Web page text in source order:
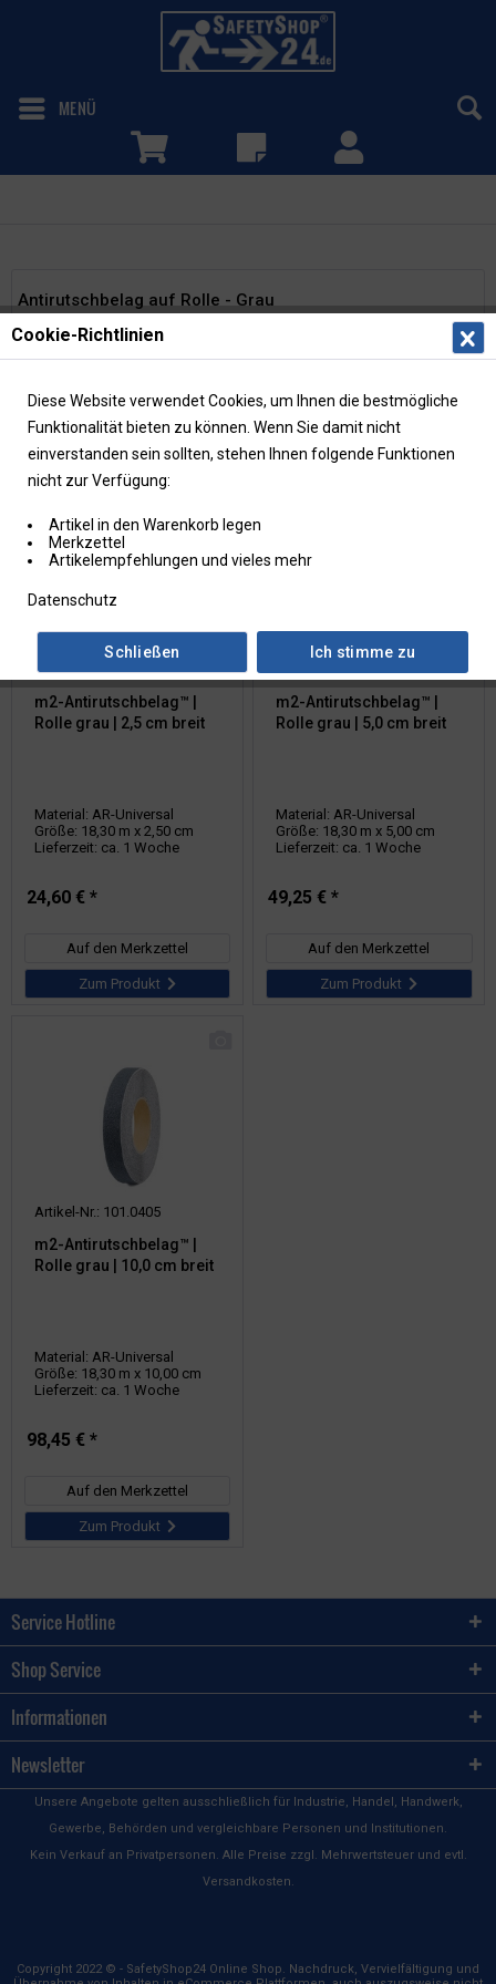
MENÜ
Antirutschbelag auf Rolle - Grau
Antirutschbeläge, verhindern zuverlässig Rutschunfälle auf
Außenbereich bestens geeignet. Alle Rollen selbstklebend
und mit...mehr erfahren »
Artikel-Nr.: 101.0402
m2-Antirutschbelag™ |
Rolle grau | 2,5 cm breit
Material: AR-Universal
Größe: 18,30 m x 2,50 cm
Lieferzeit: ca. 1 Woche
24,60 € *
Auf den Merkzettel
Zum Produkt
Artikel-Nr.: 101.0403
m2-Antirutschbelag™ |
Rolle grau | 5,0 cm breit
Material: AR-Universal
Größe: 18,30 m x 5,00 cm
Lieferzeit: ca. 1 Woche
49,25 € *
Auf den Merkzettel
Zum Produkt
Artikel-Nr.: 101.0405
m2-Antirutschbelag™ |
Rolle grau | 10,0 cm breit
Material: AR-Universal
Größe: 18,30 m x 10,00 cm
Lieferzeit: ca. 1 Woche
98,45 € *
Auf den Merkzettel
Zum Produkt
Service Hotline
Shop Service
Informationen
Newsletter
Unsere Angebote gelten ausschließlich für Industrie, Handel, Handwerk,
Gewerbe, Behörden und vergleichbare Personen und Institutionen.
Kein Verkauf an Privatpersonen. Alle Preise zzgl. Mehrwertsteuer und evtl.
Versandkosten.
Copyright 2022 © - SafetyShop24 Online Shop. Nachdruck, Vervielfältigung und
Cookie-Richtlinien
Diese Website verwendet Cookies, um Ihnen die bestmögliche
Funktionalität bieten zu können. Wenn Sie damit nicht
einverstanden sein sollten, stehen Ihnen folgende Funktionen
nicht zur Verfügung:
Artikel in den Warenkorb legen
Merkzettel
Artikelempfehlungen und vieles mehr
Datenschutz
Ich stimme zu
Schließen